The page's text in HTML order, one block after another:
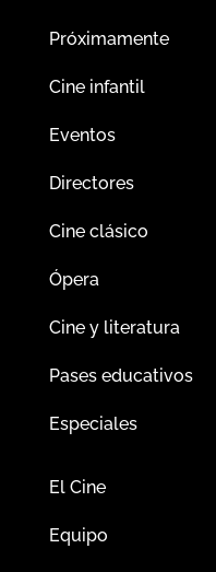
Próximamente
Cine infantil
Eventos
Directores
Cine clásico
Ópera
Cine y literatura
Pases educativos
Especiales
El Cine
Equipo